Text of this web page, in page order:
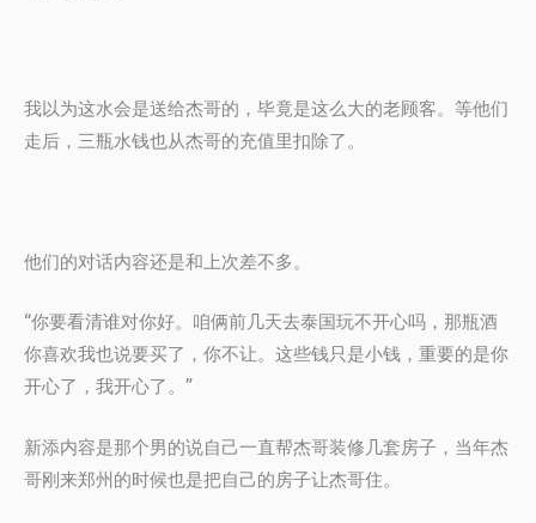
我以为这水会是送给杰哥的，毕竟是这么大的老顾客。等他们
走后，三瓶水钱也从杰哥的充值里扣除了。
他们的对话内容还是和上次差不多。
“你要看清谁对你好。咱俩前几天去泰国玩不开心吗，那瓶酒
你喜欢我也说要买了，你不让。这些钱只是小钱，重要的是你
开心了，我开心了。”
新添内容是那个男的说自己一直帮杰哥装修几套房子，当年杰
哥刚来郑州的时候也是把自己的房子让杰哥住。